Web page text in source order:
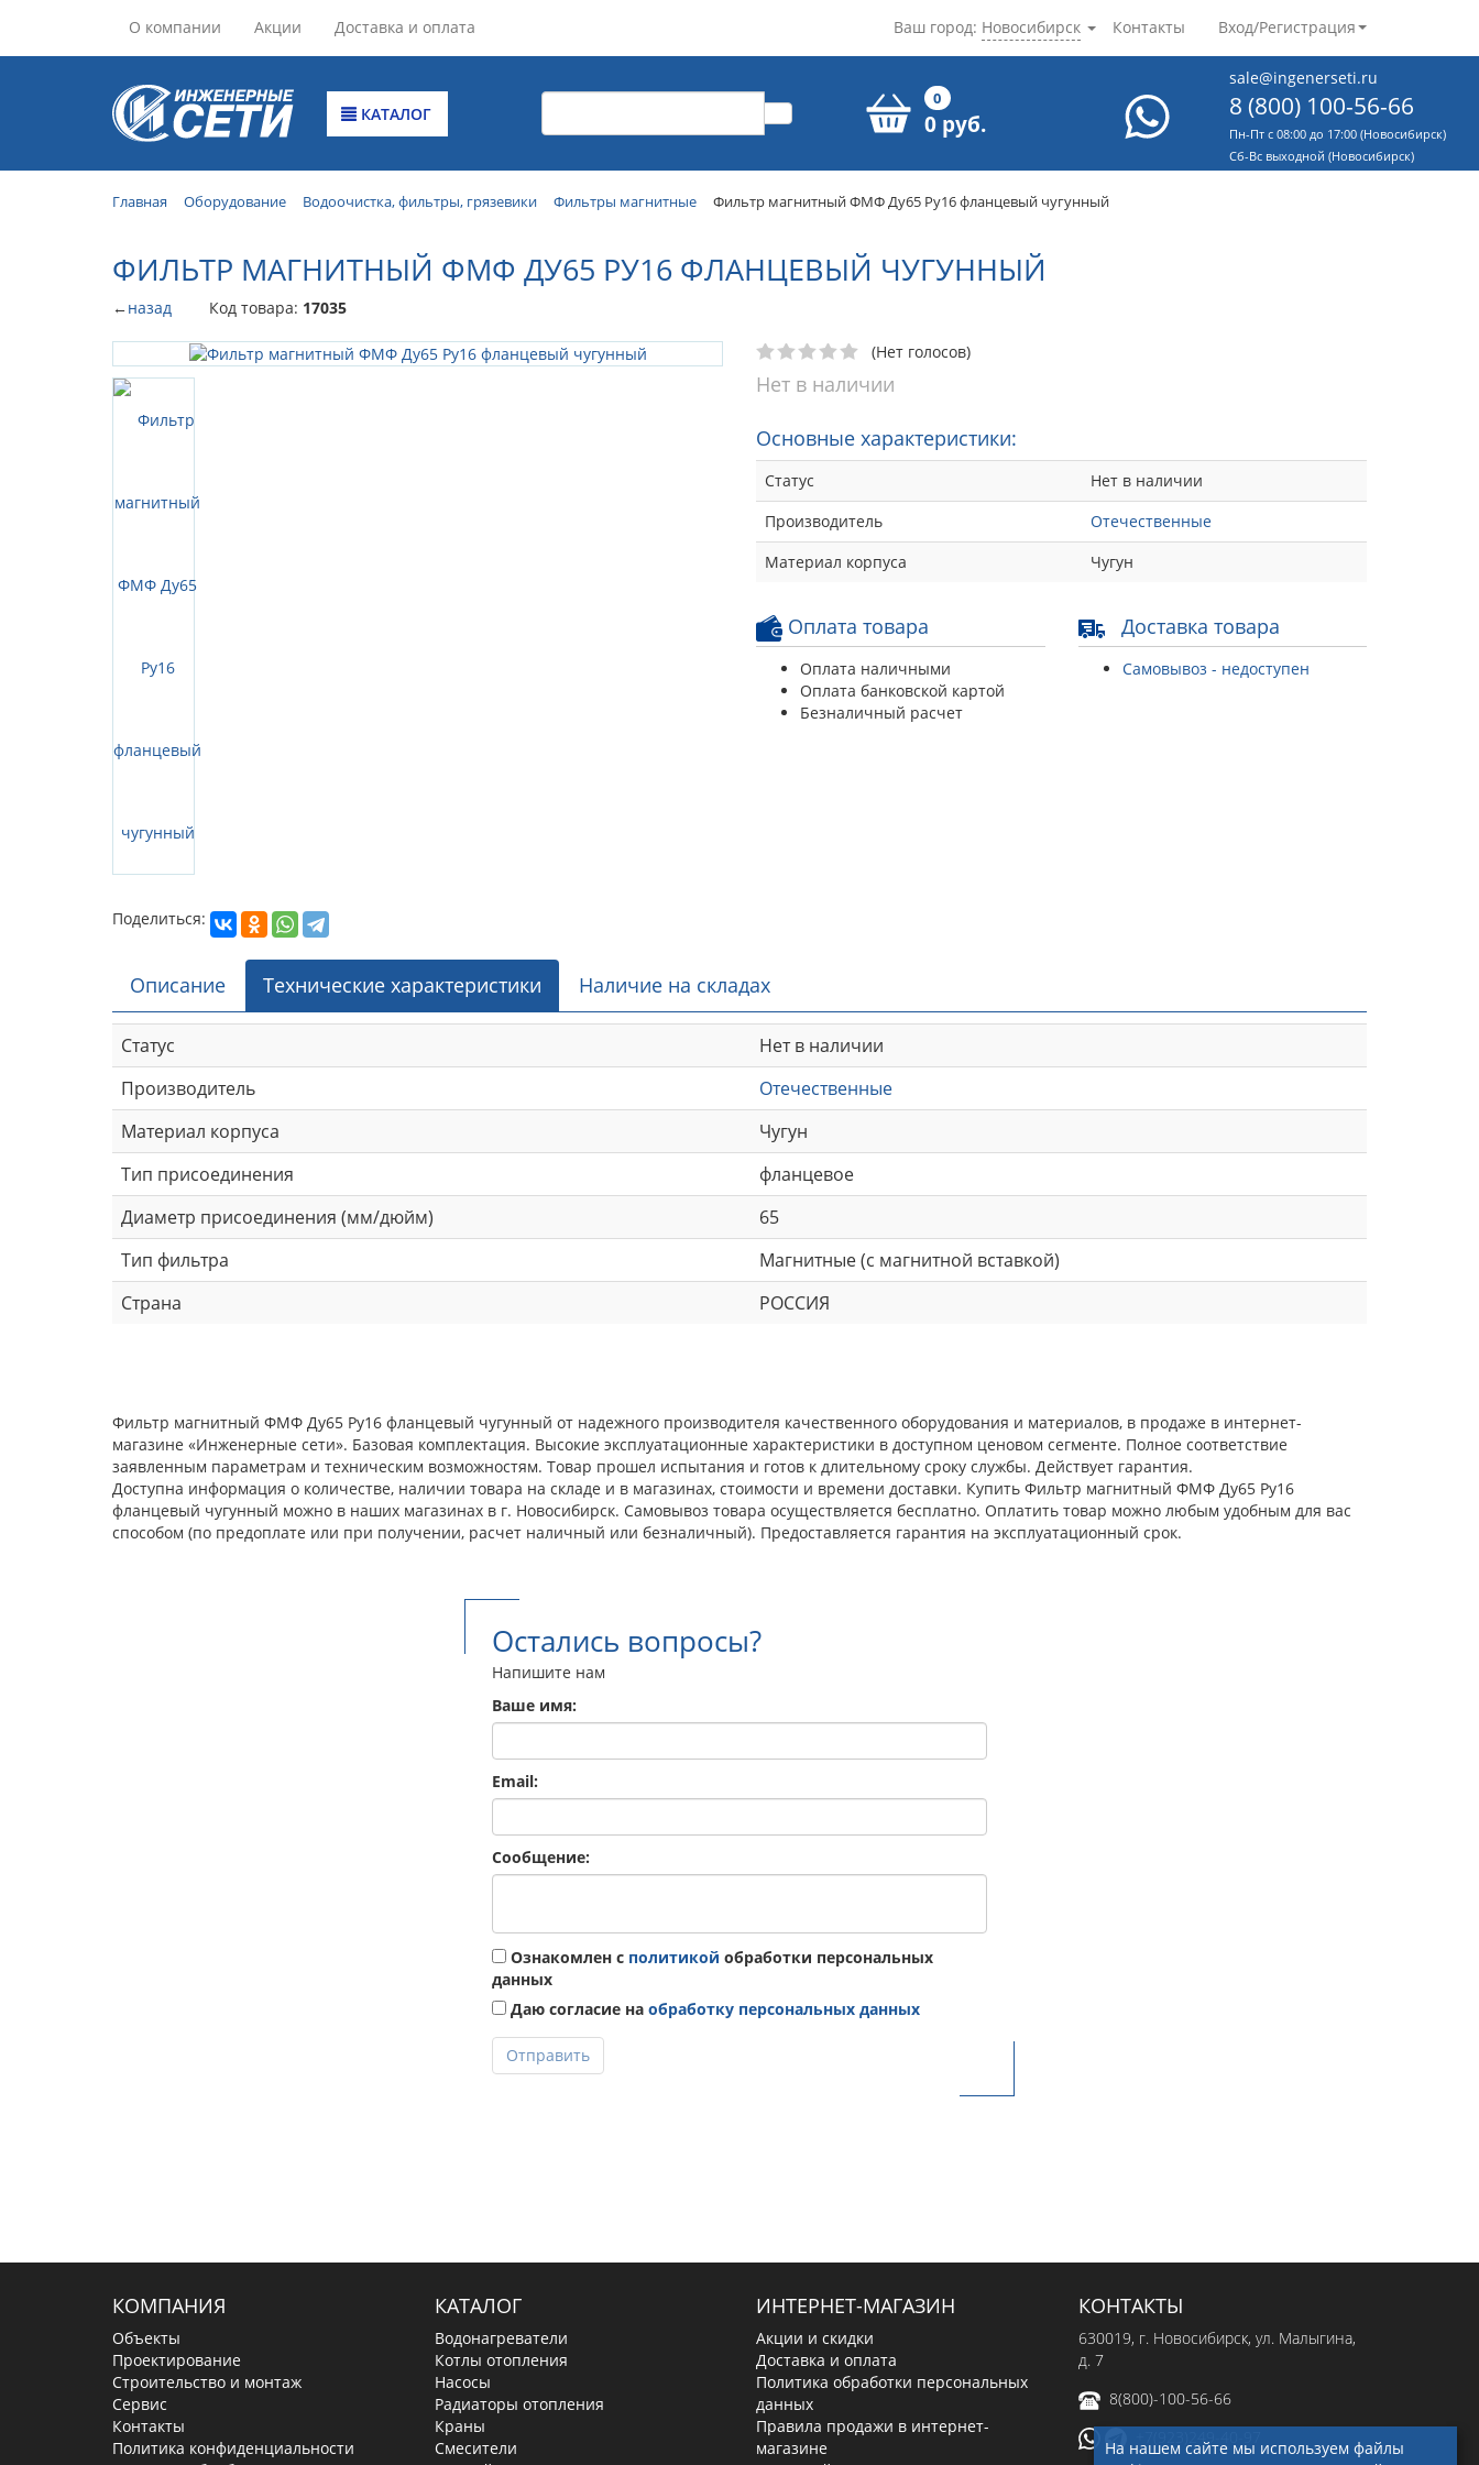
О компании Акции Доставка и оплата Контакты Вход/Регистрация
Ваш город: Новосибирск
КАТАЛОГ
0
0 руб.
sale@ingenerseti.ru
8 (800) 100-56-66
Пн-Пт с 08:00 до 17:00 (Новосибирск)
Cб-Вс выходной (Новосибирск)
Главная Оборудование Водоочистка, фильтры, грязевики Фильтры магнитные Фильтр магнитный ФМФ Ду65 Ру16 фланцевый чугунный
ФИЛЬТР МАГНИТНЫЙ ФМФ ДУ65 РУ16 ФЛАНЦЕВЫЙ ЧУГУННЫЙ
←назад Код товара: 17035
Поделиться:
(Нет голосов)
Нет в наличии
Основные характеристики:
Статус
Нет в наличии
Производитель
Отечественные
Материал корпуса
Чугун
Оплата товара
Оплата наличными
Оплата банковской картой
Безналичный расчет
Доставка товара
Самовывоз - недоступен
Описание Технические характеристики Наличие на складах
Статус
Нет в наличии
Производитель
Отечественные
Материал корпуса
Чугун
Тип присоединения
фланцевое
Диаметр присоединения (мм/дюйм)
65
Тип фильтра
Магнитные (с магнитной вставкой)
Страна
РОССИЯ
Фильтр магнитный ФМФ Ду65 Ру16 фланцевый чугунный от надежного производителя качественного оборудования и материалов, в продаже в интернет-
магазине «Инженерные сети». Базовая комплектация. Высокие эксплуатационные характеристики в доступном ценовом сегменте. Полное соответствие
заявленным параметрам и техническим возможностям. Товар прошел испытания и готов к длительному сроку службы. Действует гарантия.
Доступна информация о количестве, наличии товара на складе и в магазинах, стоимости и времени доставки. Купить Фильтр магнитный ФМФ Ду65 Ру16
фланцевый чугунный можно в наших магазинах в г. Новосибирск. Самовывоз товара осуществляется бесплатно. Оплатить товар можно любым удобным для вас
способом (по предоплате или при получении, расчет наличный или безналичный). Предоставляется гарантия на эксплуатационный срок.
Остались вопросы?
Напишите нам
Ваше имя:
Email:
Сообщение:
Ознакомлен с политикой обработки персональных
данных
Даю согласие на обработку персональных данных
Отправить
КОМПАНИЯ
Объекты
Проектирование
Строительство и монтаж
Сервис
Контакты
Политика конфиденциальности
КАТАЛОГ
Водонагреватели
Котлы отопления
Насосы
Радиаторы отопления
Краны
Смесители
ИНТЕРНЕТ-МАГАЗИН
Акции и скидки
Доставка и оплата
Политика обработки персональных
данных
Правила продажи в интернет-
магазине
КОНТАКТЫ
630019, г. Новосибирск, ул. Малыгина,
д. 7
8(800)-100-56-66
+7(923)249-40-97
На нашем сайте мы используем файлы